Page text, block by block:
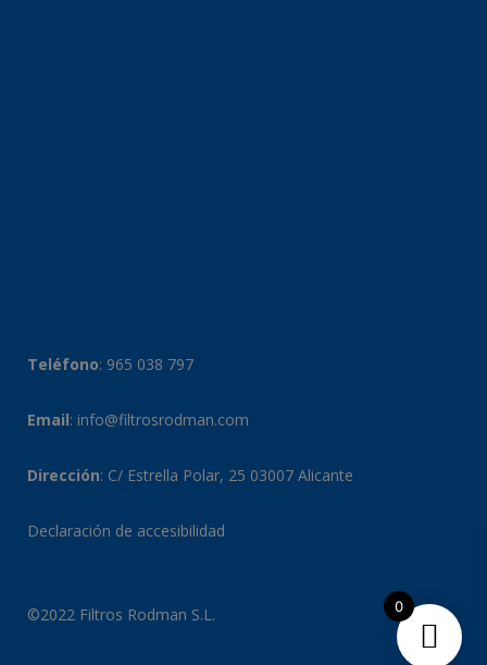
Teléfono: 965 038 797
Email: info@filtrosrodman.com
Dirección: C/ Estrella Polar, 25 03007 Alicante
Declaración de accesibilidad
©2022 Filtros Rodman S.L. 0